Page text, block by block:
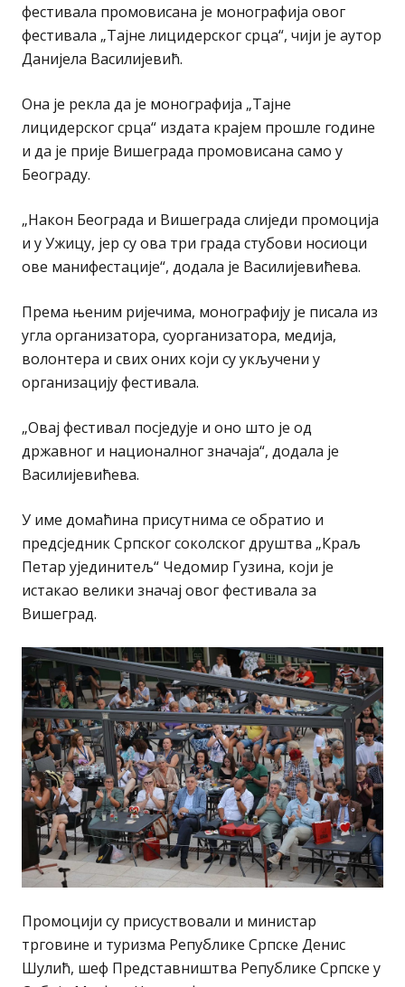
фестивала промовисана је монографија овог
фестивала „Тајне лицидерског срца“, чији је аутор
Данијела Василијевић.
Она је рекла да је монографија „Тајне
лицидерског срца“ издата крајем прошле године
и да је прије Вишеграда промовисана само у
Београду.
„Након Београда и Вишеграда слиједи промоција
и у Ужицу, јер су ова три града стубови носиоци
ове манифестације“, додала је Василијевићева.
Према њеним ријечима, монографију је писала из
угла организатора, суорганизатора, медија,
волонтера и свих оних који су укључени у
организацију фестивала.
„Овај фестивал посједује и оно што је од
државног и националног значаја“, додала је
Василијевићева.
У име домаћина присутнима се обратио и
предсједник Српског соколског друштва „Краљ
Петар ујединитељ“ Чедомир Гузина, који је
истакао велики значај овог фестивала за
Вишеград.
Промоцији су присуствовали и министар
трговине и туризма Републике Српске Денис
Шулић, шеф Представништва Републике Српске у